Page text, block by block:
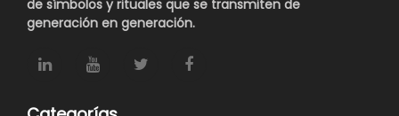
de símbolos y rituales que se transmiten de
generación en generación.